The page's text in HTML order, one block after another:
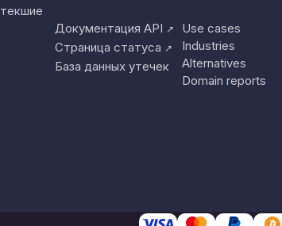
Документация API ↗
Страница статуса ↗
База данных утечек
Use cases
Industries
Alternatives
Domain reports